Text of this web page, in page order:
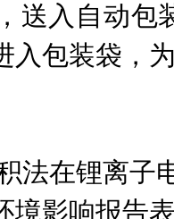
送入自动包
入包装袋，
法在锂离子
境影响报告